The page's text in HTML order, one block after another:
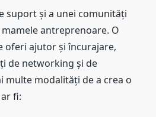
suport și a unei comunități
antreprenoare. O
oferi ajutor și încurajare,
de networking și de
multe modalități de a crea o
fi: